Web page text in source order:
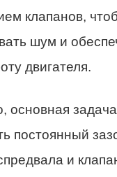
клапанов,
шум и
двигателя.
основная
постоянный
и